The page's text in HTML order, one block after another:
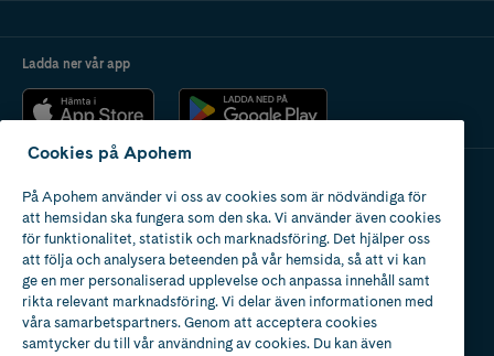
Ladda ner vår app
Apotek med tillstånd
av Läkemedelsverket
Cookies på Apohem
På Apohem använder vi oss av cookies som är nödvändiga för
att hemsidan ska fungera som den ska. Vi använder även cookies
för funktionalitet, statistik och marknadsföring. Det hjälper oss
att följa och analysera beteenden på vår hemsida, så att vi kan
ge en mer personaliserad upplevelse och anpassa innehåll samt
rikta relevant marknadsföring. Vi delar även informationen med
våra samarbetspartners. Genom att acceptera cookies
samtycker du till vår användning av cookies. Du kan även